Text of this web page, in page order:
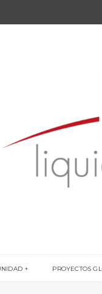
PROYECTOS